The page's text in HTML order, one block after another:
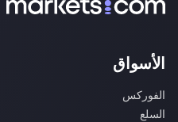
الأسواق
الفوركس
السلع